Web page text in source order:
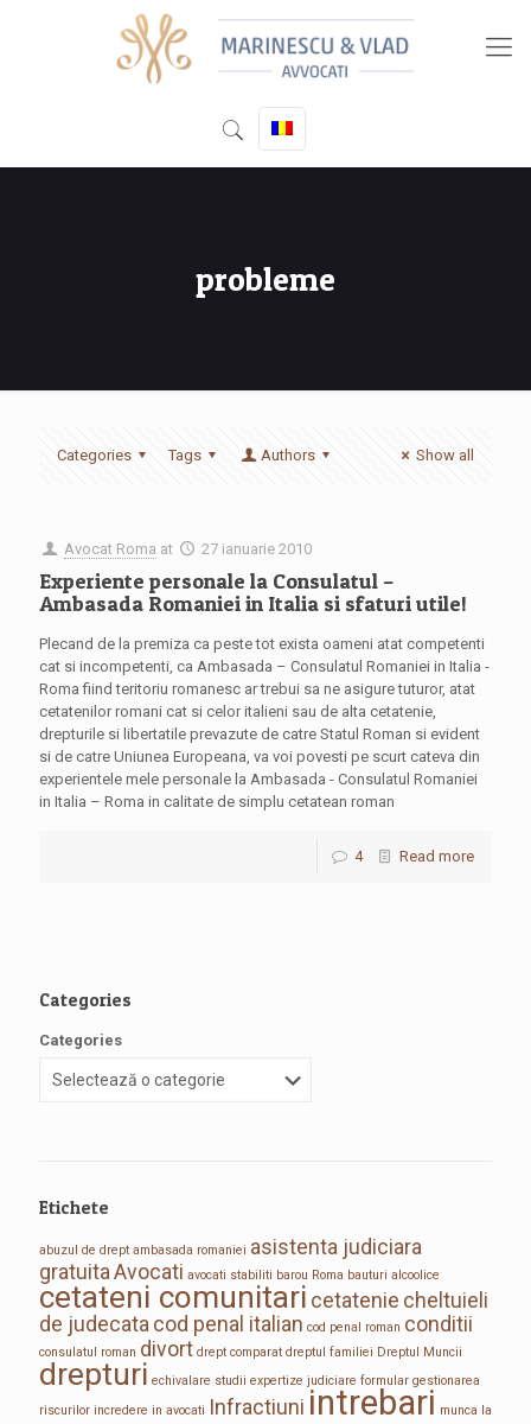
probleme
Categories Tags Authors Show all
Avocat Roma at 27 ianuarie 2010
Experiente personale la Consulatul –
Ambasada Romaniei in Italia si sfaturi utile!
Plecand de la premiza ca peste tot exista oameni atat competenti
cat si incompetenti, ca Ambasada – Consulatul Romaniei in Italia -
Roma fiind teritoriu romanesc ar trebui sa ne asigure tuturor, atat
cetatenilor romani cat si celor italieni sau de alta cetatenie,
drepturile si libertatile prevazute de catre Statul Roman si evident
si de catre Uniunea Europeana, va voi povesti pe scurt cateva din
experientele mele personale la Ambasada - Consulatul Romaniei
in Italia – Roma in calitate de simplu cetatean roman
4 Read more
Categories
Categories
Etichete
abuzul de drept ambasada romaniei asistenta judiciara
gratuitaAvocati avocati stabiliti barou Roma bauturi alcoolice
cetateni comunitari cetatenie cheltuieli
de judecata cod penal italian cod penal roman conditii
consulatul roman divort drept comparat dreptul familiei Dreptul Muncii
drepturi echivalare studii expertize judiciare formular gestionarea
riscurilor incredere in avocati Infractiuni intrebari munca la